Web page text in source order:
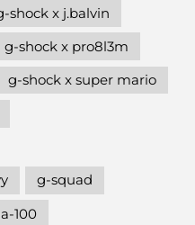
shock x j.balvin
g-shock x pro8l3m
g-shock x super mario
g-squad
100